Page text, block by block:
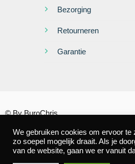
Bezorging
Retourneren
Garantie
© By BuroChris
We gebruiken cookies om ervoor te
zo soepel mogelijk draait. Als je
van de website, gaan we er vanuit